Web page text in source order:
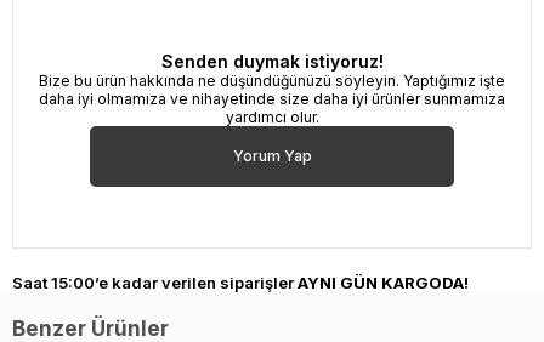
Senden duymak istiyoruz!
Bize bu ürün hakkında ne düşündüğünüzü söyleyin. Yaptığımız işte
daha iyi olmamıza ve nihayetinde size daha iyi ürünler sunmamıza
yardımcı olur.
Yorum Yap
Saat 15:00’e kadar verilen siparişlerAYNI GÜN KARGODA!
Benzer Ürünler